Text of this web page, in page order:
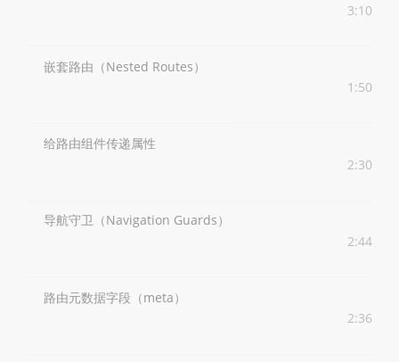
3:10
嵌套路由（Nested Routes）
1:50
给路由组件传递属性
2:30
导航守卫（Navigation Guards）
2:44
路由元数据字段（meta）
2:36